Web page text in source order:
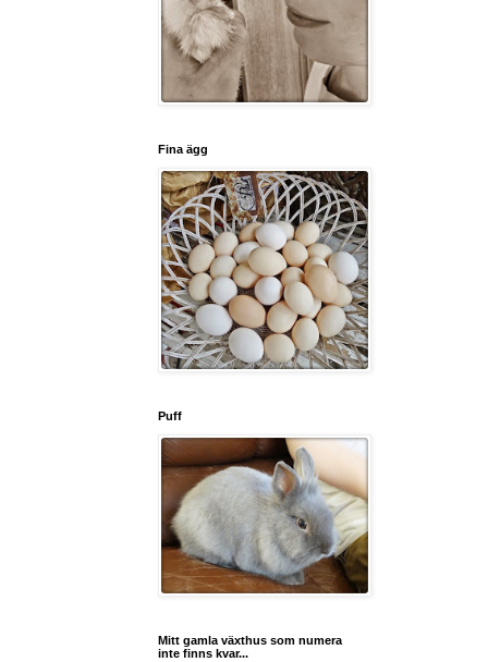
Fina ägg
Puff
Mitt gamla växthus som numera
inte finns kvar...